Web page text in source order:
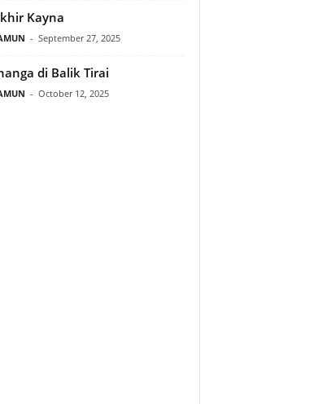
Kayna
- September 27, 2025
di Balik Tirai
- October 12, 2025